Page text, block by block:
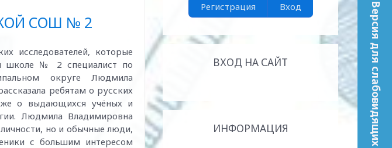
Версия для слабовидящих
СОШ № 2
исследователей, которые
школе № 2 специалист по
округе Людмила
ребятам о русских
о выдающихся учёных и
Людмила Владимировна
но и обычные люди,
с большим интересом
Регистрация Вход
ВХОД НА САЙТ
ИНФОРМАЦИЯ